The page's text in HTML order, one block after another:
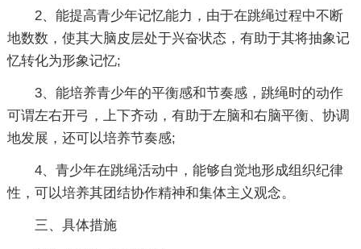
2、能提高青少年记忆能力，由于在跳绳过程中不断
地数数，使其大脑皮层处于兴奋状态，有助于其将抽象记
忆转化为形象记忆;
3、能培养青少年的平衡感和节奏感，跳绳时的动作
可谓左右开弓，上下齐动，有助于左脑和右脑平衡、协调
地发展，还可以培养节奏感;
4、青少年在跳绳活动中，能够自觉地形成组织纪律
性，可以培养其团结协作精神和集体主义观念。
三、具体措施